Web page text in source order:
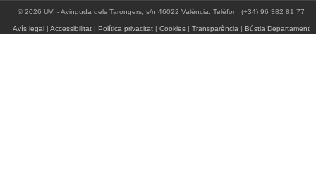
© 2026 UV. - Avinguda dels Tarongers, s/n 46022 València. Telèfon: (+34) 96 382 81 77
Avís legal |Accessibilitat |Política privacitat |Cookies |Transparència |Bústia Departament